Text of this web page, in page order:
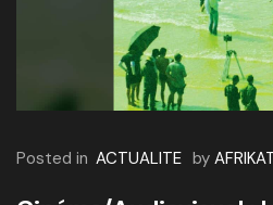
Posted in ACTUALITE by